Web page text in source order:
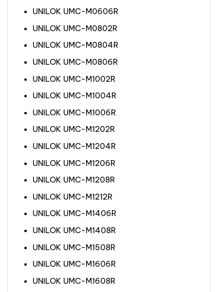
UNILOK UMC-M0606R
UNILOK UMC-M0802R
UNILOK UMC-M0804R
UNILOK UMC-M0806R
UNILOK UMC-M1002R
UNILOK UMC-M1004R
UNILOK UMC-M1006R
UNILOK UMC-M1202R
UNILOK UMC-M1204R
UNILOK UMC-M1206R
UNILOK UMC-M1208R
UNILOK UMC-M1212R
UNILOK UMC-M1406R
UNILOK UMC-M1408R
UNILOK UMC-M1508R
UNILOK UMC-M1606R
UNILOK UMC-M1608R